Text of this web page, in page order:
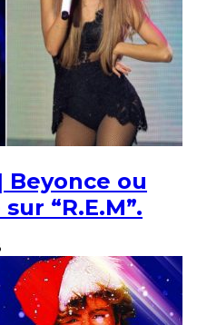
Beyonce ou
“R.E.M”.